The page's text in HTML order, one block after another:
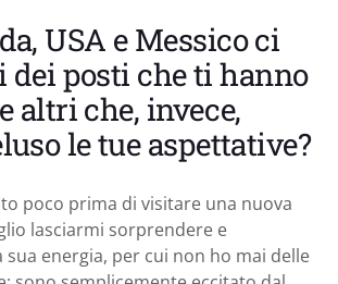
USA e Messico ci
dei posti che ti hanno
altri che, invece,
le tue aspettative?
poco prima di visitare una nuova
lasciarmi sorprendere e
energia, per cui non ho mai delle